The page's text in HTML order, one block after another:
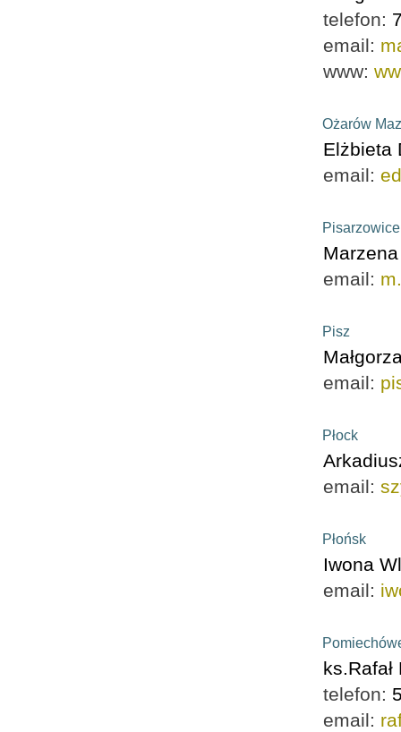
telefon:
email:
www:
Ożarów
Elżbieta
email:
Pisarzowice
email:
Pisz
email:
Płock
email:
Płońsk
Iwona
email:
telefon:
email: